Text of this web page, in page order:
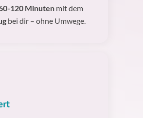
120 Minutenmit dem
bei dir – ohne Umwege.